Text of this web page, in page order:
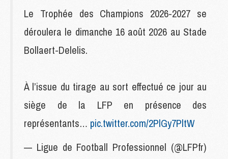
Le Trophée des Champions 2026-2027 se
déroulera le dimanche 16 août 2026 au Stade
Bollaert-Delelis.
À l’issue du tirage au sort effectué ce jour au
siège de la LFP en présence des
représentants… pic.twitter.com/2PlGy7PltW
— Ligue de Football Professionnel (@LFPfr)